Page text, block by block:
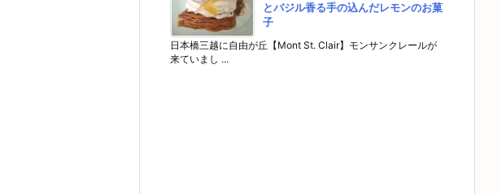
とバジル香る手の込んだレモンのお菓
子
日本橋三越に自由が丘【Mont St. Clair】モンサンクレールが
来ていまし ...